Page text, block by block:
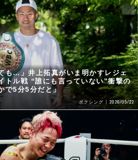
も…」井上拓真がいま明かすレジェ
トル戦 “誰にも言っていない”衝撃の
で5分5分だと」
ボクシング 2026/05/22